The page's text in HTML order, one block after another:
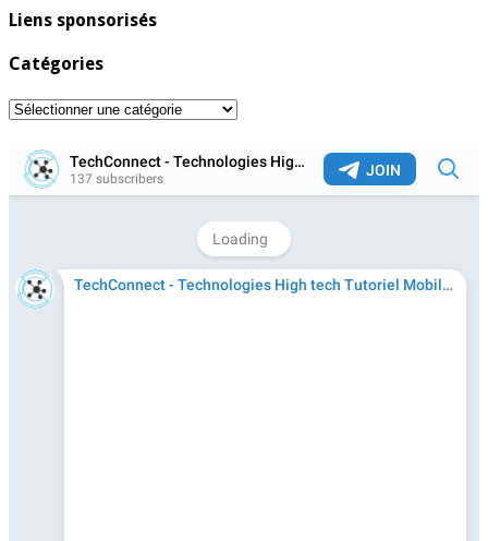
Liens sponsorisés
Catégories
Catégories